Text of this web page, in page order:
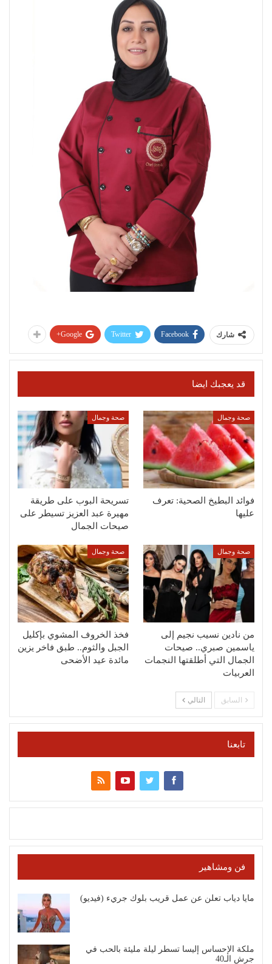
شارك Facebook
Twitter
Google+
قد يعجبك ايضا
صحة وجمال
فوائد البطيخ الصحية: تعرف
عليها
صحة وجمال
تسريحة البوب على طريقة
مهيرة عبد العزيز تسيطر على
صيحات الجمال
صحة وجمال
من نادين نسيب نجيم إلى
ياسمين صبري.. صيحات
الجمال التي أطلقتها النجمات
العربيات
صحة وجمال
فخذ الخروف المشوي بإكليل
الجبل والثوم.. طبق فاخر يزين
مائدة عيد الأضحى
السابق التالي
تابعنا
فن ومشاهير
مايا دياب تعلن عن عمل قريب بلوك جريء (فيديو)
ملكة الإحساس إليسا تسطر ليلة مليئة بالحب في
جرش الـ40